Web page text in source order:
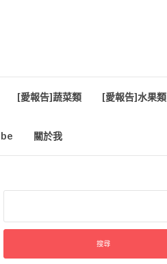
[愛報告]蔬菜類 [愛報告]水果類
關於我
關
字: